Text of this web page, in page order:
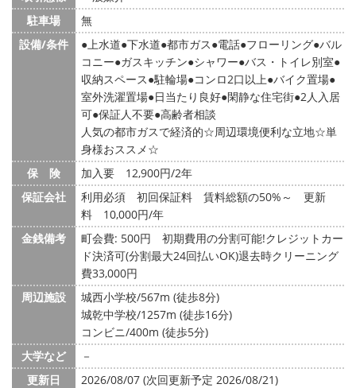
駐車場
無
設備/条件
上水道 下水道 都市ガス 電話 フローリング バル
コニー ガスキッチン シャワー バス・トイレ別室
収納スペース 駐輪場 コンロ2口以上 バイク置場
室外洗濯置場 日当たり良好 閑静な住宅街 2人入居
可 保証人不要 高齢者相談
人気の都市ガスで経済的☆周辺環境便利な立地☆単
身様おススメ☆
保 険
加入要 12,900円/2年
保証会社
利用必須 初回保証料 賃料総額の50%～ 更新
料 10,000円/年
金銭備考
町会費: 500円
初期費用の分割可能!クレジットカー
ド決済可(分割最大24回払いOK)退去時クリーニング
費33,000円
周辺施設
城西小学校/567m (徒歩8分)
城乾中学校/1257m (徒歩16分)
コンビニ/400m (徒歩5分)
大学など
－
更新日
2026/08/07 (次回更新予定 2026/08/21)